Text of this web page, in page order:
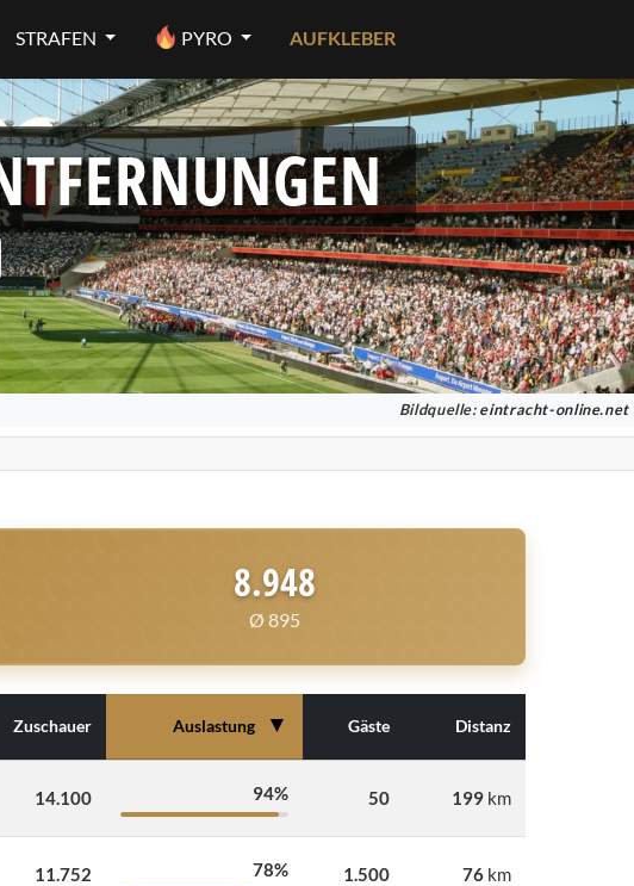
STRAFEN PYRO AUFKLEBER
Bildquelle: eintracht-online.net
8.948
Ø 895
Zuschauer Auslastung ▼ Gäste Distanz
14.100 94% 50 199 km
11.752 78% 1.500 76 km